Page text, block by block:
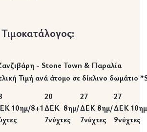
Τιμοκατάλογος:
- Stone Town & Παραλία
Τιμή ανά άτομο σε δίκλινο δωμάτιο
10ημ/8+1
20
ΔΕΚ 8ημ/
7νύχτες
27
ΔΕΚ 8ημ/
7νύχτες
27
ΔΕΚ
9νύχτες